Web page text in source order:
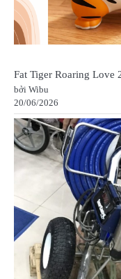
Fat Tiger Roaring Love
bởi Wibu
20/06/2026